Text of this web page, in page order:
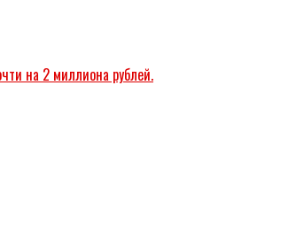
на 2 миллиона рублей.